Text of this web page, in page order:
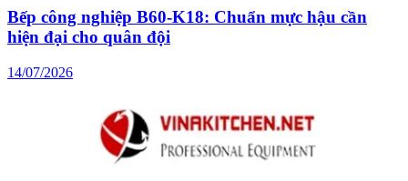
Bếp công nghiệp B60-K18: Chuẩn mực hậu cần
hiện đại cho quân đội
14/07/2026